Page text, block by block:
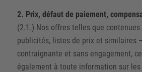
2. Prix, défaut de paiement,
(2.1.) Nos offres telles que
publicités, listes de prix et similaires
contraignante et sans engagement,
également à toute information sur